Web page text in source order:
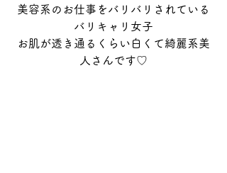
美容系のお仕事をバリバリされている
バリキャリ女子
お肌が透き通るくらい白くて綺麗系美
人さんです♡